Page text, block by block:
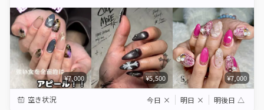
¥7,000 ¥5,500 ¥7,000
空き状況 今日 × 明日 × 明後日 △